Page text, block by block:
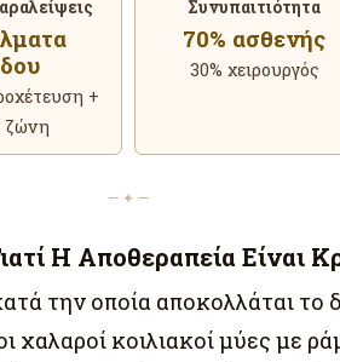
+
ζώνη
Συνυπαιτιότητα
70% ασθενής
30% χειρουργός
— ✦ —
Η Αποθεραπεία Είναι
την οποία αποκολλάται το
χαλαροί κοιλιακοί μύες με